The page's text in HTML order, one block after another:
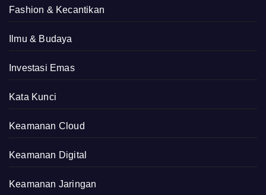
Fashion & Kecantikan
Ilmu & Budaya
Investasi Emas
Kata Kunci
Keamanan Cloud
Keamanan Digital
Keamanan Jaringan